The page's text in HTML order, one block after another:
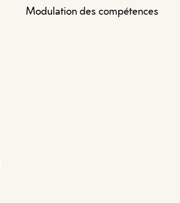
Modulation des compétences